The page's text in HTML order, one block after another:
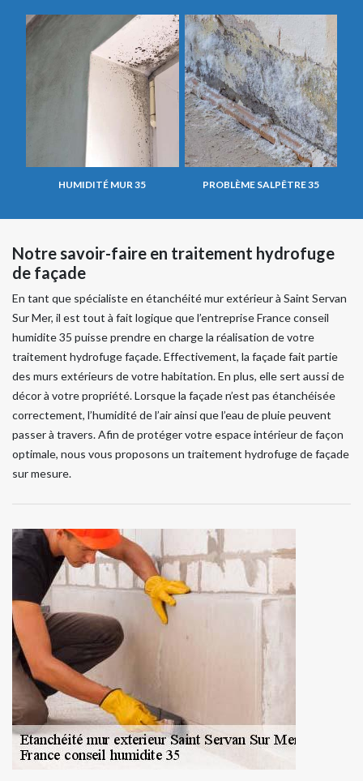
HUMIDITÉ MUR 35 PROBLÈME SALPÊTRE 35
Notre savoir-faire en traitement hydrofuge
de façade
En tant que spécialiste en étanchéité mur extérieur à Saint Servan
Sur Mer, il est tout à fait logique que l’entreprise France conseil
humidite 35 puisse prendre en charge la réalisation de votre
traitement hydrofuge façade. Effectivement, la façade fait partie
des murs extérieurs de votre habitation. En plus, elle sert aussi de
décor à votre propriété. Lorsque la façade n’est pas étanchéisée
correctement, l’humidité de l’air ainsi que l’eau de pluie peuvent
passer à travers. Afin de protéger votre espace intérieur de façon
optimale, nous vous proposons un traitement hydrofuge de façade
sur mesure.